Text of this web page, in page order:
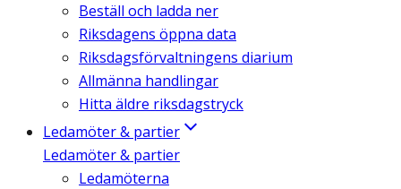
Beställ och ladda ner
Riksdagens öppna data
Riksdagsförvaltningens diarium
Allmänna handlingar
Hitta äldre riksdagstryck
Ledamöter & partier
Ledamöter & partier
Ledamöterna